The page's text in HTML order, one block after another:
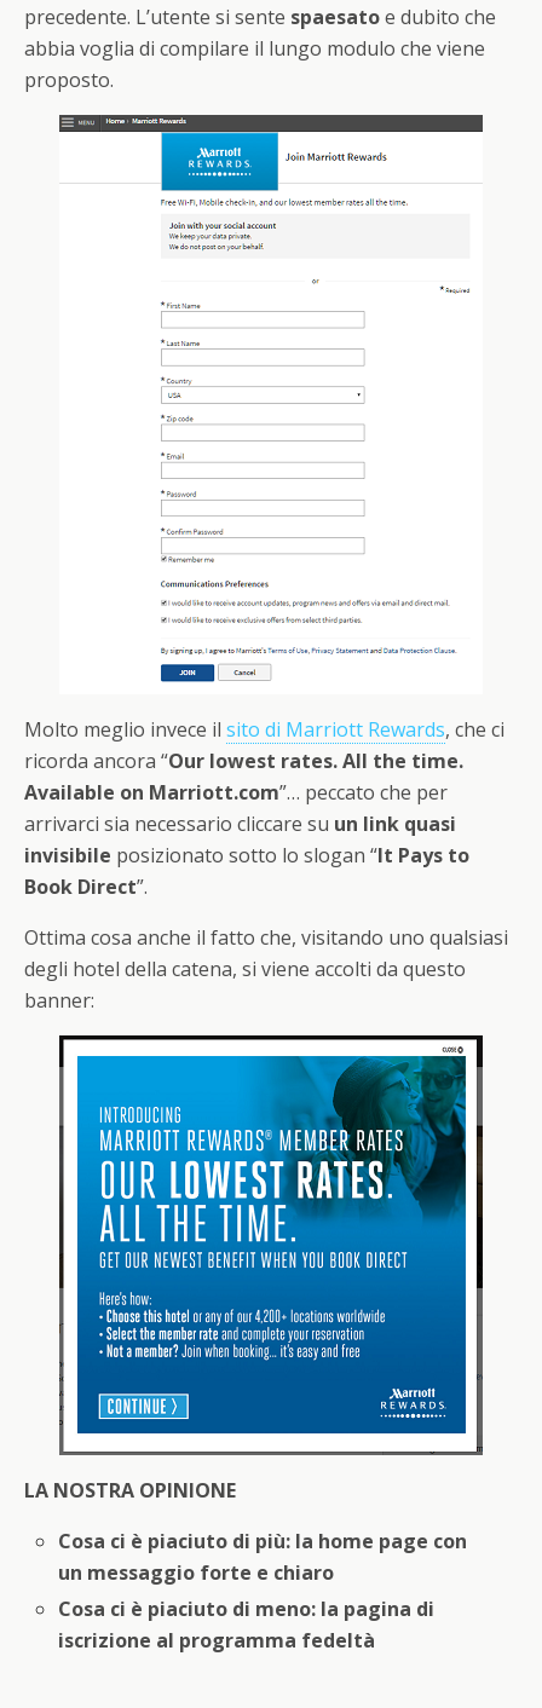
precedente. L’utente si sente spaesatoe dubito che
abbia voglia di compilare il lungo modulo che viene
proposto.
Molto meglio invece il sito di Marriott Rewards, che ci
ricorda ancora “Our lowest rates. All the time.
Available on Marriott.com”… peccato che per
arrivarci sia necessario cliccare su un link quasi
invisibile posizionato sotto lo slogan “It Pays to
Book Direct”.
Ottima cosa anche il fatto che, visitando uno qualsiasi
degli hotel della catena, si viene accolti da questo
banner:
LA NOSTRA OPINIONE
Cosa ci è piaciuto di più: la home page con
un messaggio forte e chiaro
Cosa ci è piaciuto di meno: la pagina di
iscrizione al programma fedeltà